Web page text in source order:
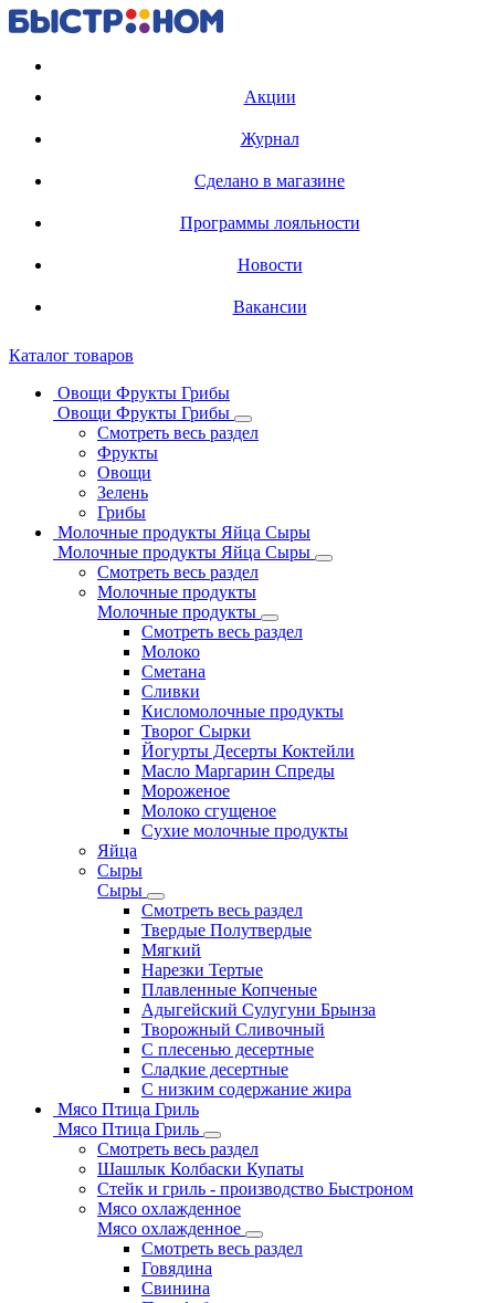
Акции
Журнал
Сделано в магазине
Программы лояльности
Новости
Вакансии
Каталог товаров
Овощи Фрукты Грибы
Овощи Фрукты Грибы
Смотреть весь раздел
Фрукты
Овощи
Зелень
Грибы
Молочные продукты Яйца Сыры
Молочные продукты Яйца Сыры
Смотреть весь раздел
Молочные продукты
Молочные продукты
Смотреть весь раздел
Молоко
Сметана
Сливки
Кисломолочные продукты
Творог Сырки
Йогурты Десерты Коктейли
Масло Маргарин Спреды
Мороженое
Молоко сгущеное
Сухие молочные продукты
Яйца
Сыры
Сыры
Смотреть весь раздел
Твердые Полутвердые
Мягкий
Нарезки Тертые
Плавленные Копченые
Адыгейский Сулугуни Брынза
Творожный Сливочный
С плесенью десертные
Сладкие десертные
С низким содержание жира
Мясо Птица Гриль
Мясо Птица Гриль
Смотреть весь раздел
Шашлык Колбаски Купаты
Стейк и гриль - производство Быстроном
Мясо охлажденное
Мясо охлажденное
Смотреть весь раздел
Говядина
Свинина